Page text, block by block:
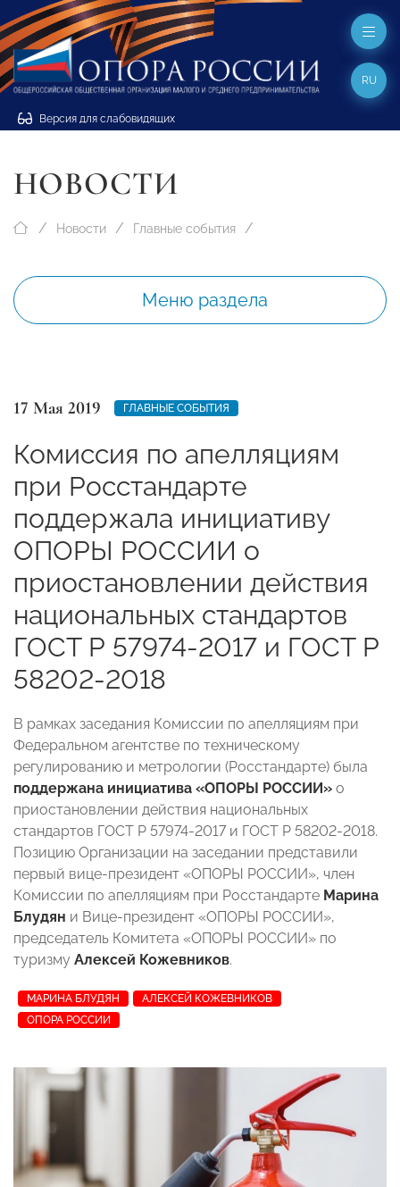
Версия для слабовидящих
RU
НОВОСТИ
Новости Главные события
Меню раздела
17 Мая 2019 ГЛАВНЫЕ СОБЫТИЯ
Комиссия по апелляциям
при Росстандарте
поддержала инициативу
ОПОРЫ РОССИИ о
приостановлении действия
национальных стандартов
ГОСТ Р 57974-2017 и ГОСТ Р
58202-2018
В рамках заседания Комиссии по апелляциям при
Федеральном агентстве по техническому
регулированию и метрологии (Росстандарте) была
поддержана инициатива «ОПОРЫ РОССИИ» о
приостановлении действия национальных
стандартов ГОСТ Р 57974-2017 и ГОСТ Р 58202-2018.
Позицию Организации на заседании представили
первый вице-президент «ОПОРЫ РОССИИ», член
Комиссии по апелляциям при Росстандарте Марина
Блудян и Вице-президент «ОПОРЫ РОССИИ»,
председатель Комитета «ОПОРЫ РОССИИ» по
туризму Алексей Кожевников.
МАРИНА БЛУДЯН
АЛЕКСЕЙ КОЖЕВНИКОВ
ОПОРА РОССИИ